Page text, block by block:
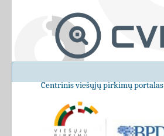
Centrinis viešųjų pirkimų portalas